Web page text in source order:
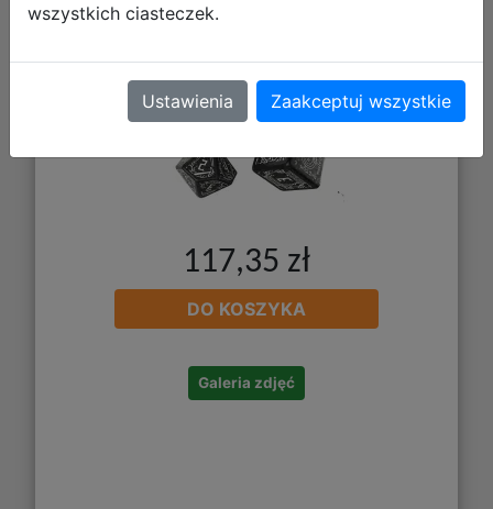
117,35 zł
DO KOSZYKA
Galeria zdjęć
wszystkich ciasteczek.
Ustawienia Zaakceptuj wszystkie